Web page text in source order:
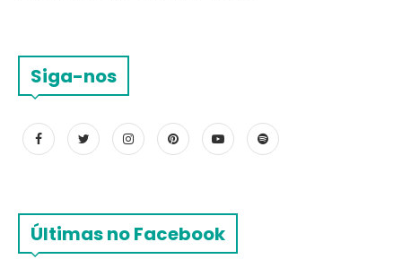
Siga-nos
Últimas no Facebook